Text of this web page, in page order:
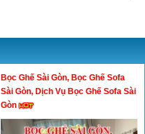
Bọc Ghế Sài Gòn, Bọc Ghế Sofa
Sài Gòn, Dịch Vụ Bọc Ghế Sofa Sài
Gòn